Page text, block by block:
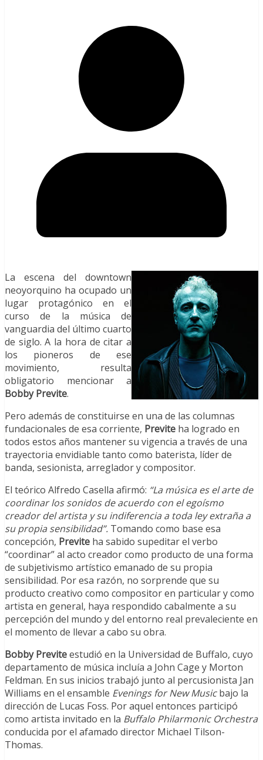
La escena del downtown
neoyorquino ha ocupado un
lugar protagónico en el
curso de la música de
vanguardia del último cuarto
de siglo. A la hora de citar a
los pioneros de ese
movimiento, resulta
obligatorio mencionar a
Bobby Previte.
Pero además de constituirse en una de las columnas
fundacionales de esa corriente, Previte ha logrado en
todos estos años mantener su vigencia a través de una
trayectoria envidiable tanto como baterista, líder de
banda, sesionista, arreglador y compositor.
El teórico Alfredo Casella afirmó: “La música es el arte de
coordinar los sonidos de acuerdo con el egoísmo
creador del artista y su indiferencia a toda ley extraña a
su propia sensibilidad”. Tomando como base esa
concepción, Previte ha sabido supeditar el verbo
“coordinar” al acto creador como producto de una forma
de subjetivismo artístico emanado de su propia
sensibilidad. Por esa razón, no sorprende que su
producto creativo como compositor en particular y como
artista en general, haya respondido cabalmente a su
percepción del mundo y del entorno real prevaleciente en
el momento de llevar a cabo su obra.
Bobby Previteestudió en la Universidad de Buffalo, cuyo
departamento de música incluía a John Cage y Morton
Feldman. En sus inicios trabajó junto al percusionista Jan
Williams en el ensamble Evenings for New Musicbajo la
dirección de Lucas Foss. Por aquel entonces participó
como artista invitado en la Buffalo Philarmonic Orchestra
conducida por el afamado director Michael Tilson-
Thomas.